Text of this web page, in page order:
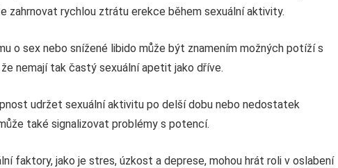
zahrnovat rychlou ztrátu erekce během sexuální aktivity.
o sex nebo snížené libido může být znamením možných potíží s
nemají tak častý sexuální apetit jako dříve.
udržet sexuální aktivitu po delší dobu nebo nedostatek
také signalizovat problémy s potencí.
faktory, jako je stres, úzkost a deprese, mohou hrát roli v oslabení